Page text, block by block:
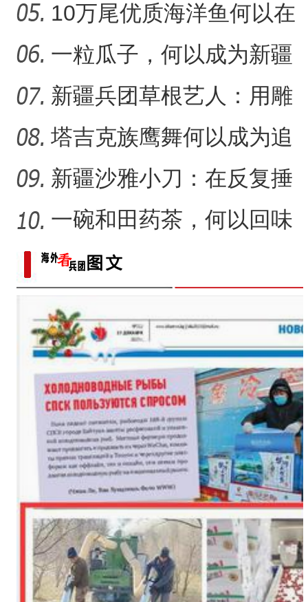
“阿克苏是个好地方·四季
（追风逐日看新疆）新疆
十四团：多元化种植开辟致
体验非遗技艺打卡地？
10万尾优质海洋鱼何以在
新疆沙漠里安家？
一粒瓜子，何以成为新疆
的名片？
新疆兵团草根艺人：用雕
塑述说“兵团故事”雕刻别
塔吉克族鹰舞何以成为追
求美好生活的展现？
新疆沙雅小刀：在反复捶
打中实现匠心传承
一碗和田药茶，何以回味
悠长？